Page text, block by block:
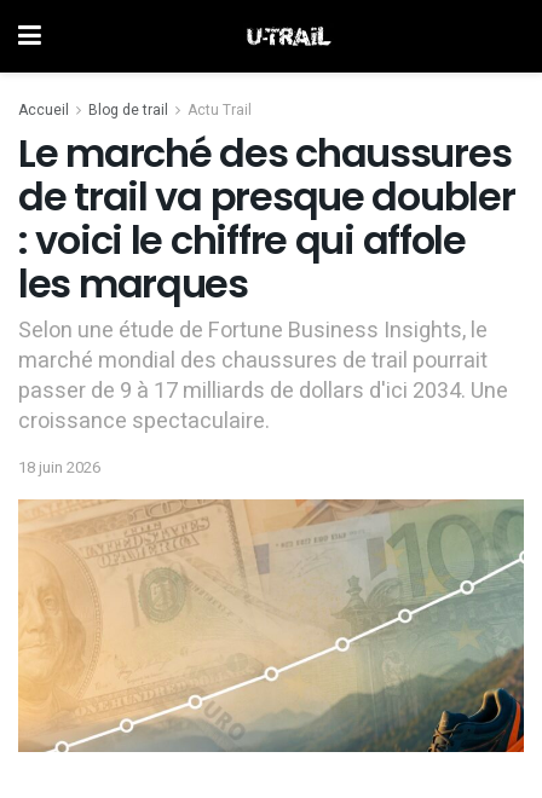
Accueil Blog de trail Actu Trail
Le marché des chaussures
de trail va presque doubler
: voici le chiffre qui affole
les marques
Selon une étude de Fortune Business Insights, le
marché mondial des chaussures de trail pourrait
passer de 9 à 17 milliards de dollars d'ici 2034. Une
croissance spectaculaire.
18 juin 2026